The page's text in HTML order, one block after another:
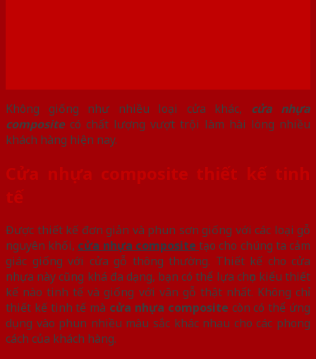
Không giống như nhiều loại cửa khác, cửa nhựa
composite có chất lượng vượt trội làm hài lòng nhiều
khách hàng hiện nay.
Cửa nhựa composite thiết kế tinh
tế
Được thiết kế đơn giản và phun sơn giống với các loại gỗ
nguyên khối, cửa nhựa compositetạo cho chúng ta cảm
giác giống với cửa gỗ thông thường. Thiết kế cho cửa
nhựa này cũng khá đa dạng, bạn có thể lựa chọn kiểu thiết
kế nào tinh tế và giống với vân gỗ thật nhất. Không chỉ
thiết kế tinh tế mà cửa nhựa composite còn có thể ứng
dụng vào phun nhiều màu sắc khác nhau cho các phong
cách của khách hàng.